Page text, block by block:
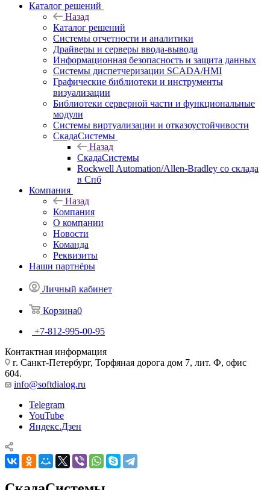
Каталог решений
Назад
Каталог решений
Системы отчетности и аналитики
Драйверы и серверы ввода-вывода
Информационная безопасность и защита данных
Системы диспетчеризации SCADA/HMI
Графические библиотеки и инструменты
визуализации
Библиотеки серверной части и функциональные
модули
Системы виртуализации и отказоустойчивости
СкадаСистемы
Назад
СкадаСистемы
Rockwell Automation/Allen-Bradley со склада
в Спб
Компания
Назад
Компания
О компании
Новости
Команда
Реквизиты
Наши партнёры
Личный кабинет
Корзина0
+7-812-995-00-95
Контактная информация
г. Санкт-Петербург, Торфяная дорога дом 7, лит. Ф, офис
604.
info@softdialog.ru
Telegram
YouTube
Яндекс.Дзен